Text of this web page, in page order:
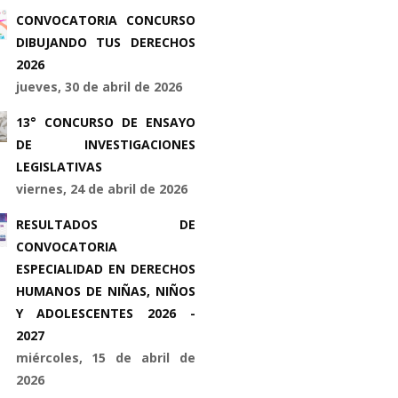
CONVOCATORIA CONCURSO
DIBUJANDO TUS DERECHOS
2026
jueves, 30 de abril de 2026
13° CONCURSO DE ENSAYO
DE INVESTIGACIONES
LEGISLATIVAS
viernes, 24 de abril de 2026
RESULTADOS DE
CONVOCATORIA
ESPECIALIDAD EN DERECHOS
HUMANOS DE NIÑAS, NIÑOS
Y ADOLESCENTES 2026 -
2027
miércoles, 15 de abril de
2026